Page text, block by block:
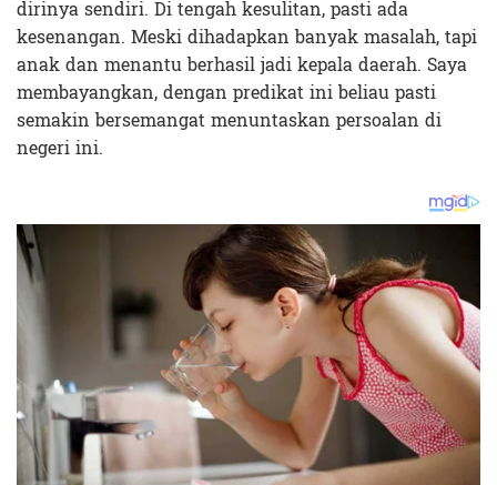
dirinya sendiri. Di tengah kesulitan, pasti ada
kesenangan. Meski dihadapkan banyak masalah, tapi
anak dan menantu berhasil jadi kepala daerah. Saya
membayangkan, dengan predikat ini beliau pasti
semakin bersemangat menuntaskan persoalan di
negeri ini.